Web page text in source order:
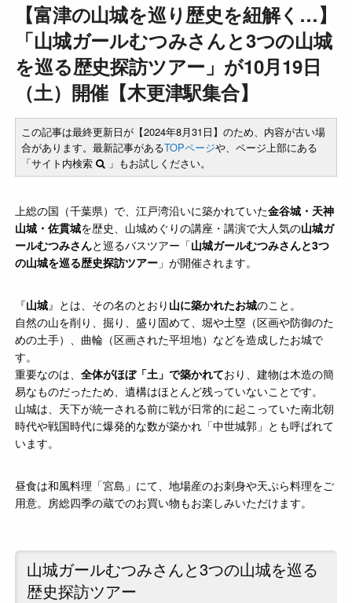
【富津の山城を巡り歴史を紐解く…】
「山城ガールむつみさんと3つの山城
を巡る歴史探訪ツアー」が10月19日
（土）開催【木更津駅集合】
この記事は最終更新日が【2024年8月31日】のため、内容が古い場
合があります。最新記事があるTOPページや、ページ上部にある
「サイト内検索
」もお試しください。
上総の国（千葉県）で、江戸湾沿いに築かれていた金谷城・天神
山城・佐貫城を歴史、山城めぐりの講座・講演で大人気の山城ガ
ールむつみさんと巡るバスツアー「山城ガールむつみさんと3つ
の山城を巡る歴史探訪ツアー 」が開催されます。
『山城』とは、その名のとおり 山に築かれたお城のこと。
自然の山を削り、掘り、盛り固めて、堀や土塁（区画や防御のた
めの土手）、曲輪（区画された平坦地）などを造成したお城で
す。
重要なのは、全体がほぼ「土」で築かれており、建物は木造の簡
易なものだったため、遺構はほとんど残っていないことです。
山城は、天下が統一される前に戦が日常的に起こっていた南北朝
時代や戦国時代に爆発的な数が築かれ「中世城郭」とも呼ばれて
います。
昼食は和風料理「宮島」にて、地場産のお刺身や天ぷら料理をご
用意。房総四季の蔵でのお買い物もお楽しみいただけます。
山城ガールむつみさんと3つの山城を巡る
歴史探訪ツアー